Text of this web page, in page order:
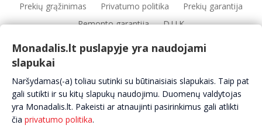
Prekių grąžinimas
Privatumo politika
Prekių garantija
Remonto garantija
D.U.K
Automobilių servisai Automobilių dalys
Apie mus
Kontaktai
Monadalis.lt puslapyje yra naudojami
slapukai
Naršydamas(-a) toliau sutinki su būtinaisiais slapukais. Taip pat
gali sutikti ir su kitų slapukų naudojimu. Duomenų valdytojas
yra Monadalis.lt. Pakeisti ar atnaujinti pasirinkimus gali atlikti
čia privatumo politika.